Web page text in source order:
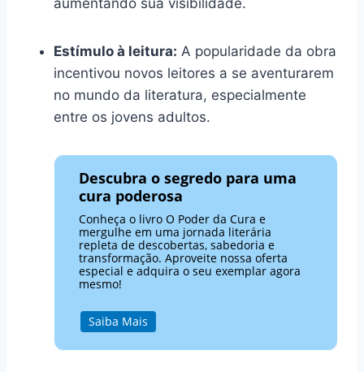
aumentando sua visibilidade.
Estímulo à leitura: A popularidade da obra
incentivou novos leitores a se aventurarem
no mundo da literatura, especialmente
entre os jovens adultos.
Descubra o segredo para uma
cura poderosa
Conheça o livro O Poder da Cura e
mergulhe em uma jornada literária
repleta de descobertas, sabedoria e
transformação. Aproveite nossa oferta
especial e adquira o seu exemplar agora
mesmo!
Saiba Mais